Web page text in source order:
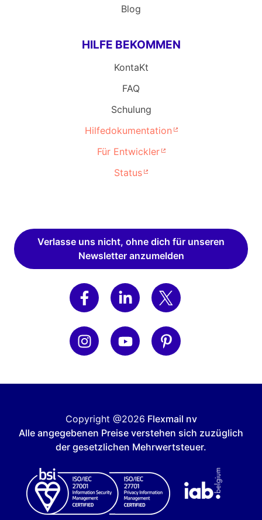
Blog
HILFE BEKOMMEN
KontaKt
FAQ
Schulung
Hilfedokumentation
Für Entwickler
Status
Verlasse uns nicht, ohne dich für unseren
Newsletter anzumelden
Copyright @2026 Flexmail nv
Alle angegebenen Preise verstehen sich zuzüglich
der gesetzlichen Mehrwertsteuer.